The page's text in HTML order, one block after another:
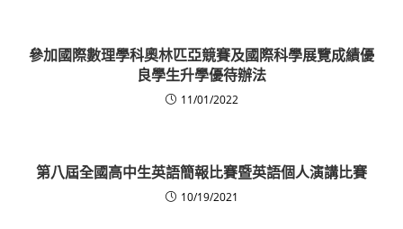
參加國際數理學科奧林匹亞競賽及國際科學展覽成績優
良學生升學優待辦法
11/01/2022
第八屆全國高中生英語簡報比賽暨英語個人演講比賽
10/19/2021